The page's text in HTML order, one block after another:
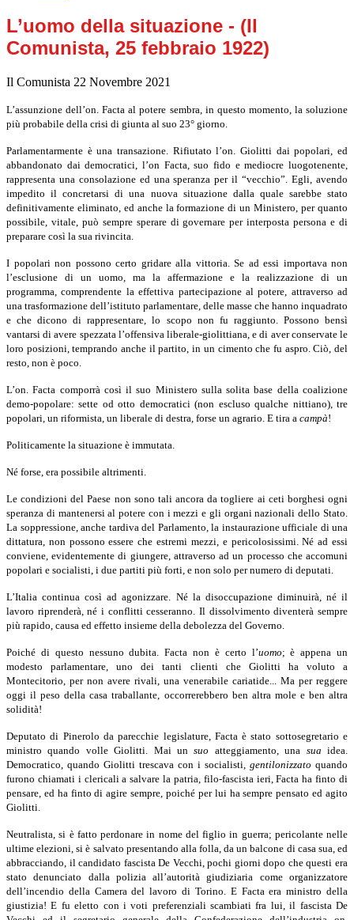
L’uomo della situazione - (Il
Comunista, 25 febbraio 1922)
Il Comunista 22 Novembre 2021
L’assunzione dell’on. Facta al potere sembra, in questo momento, la soluzione
più probabile della crisi di giunta al suo 23° giorno.
Parlamentarmente è una transazione. Rifiutato l’on. Giolitti dai popolari, ed
abbandonato dai democratici, l’on Facta, suo fido e mediocre luogotenente,
rappresenta una consolazione ed una speranza per il “vecchio”. Egli, avendo
impedito il concretarsi di una nuova situazione dalla quale sarebbe stato
definitivamente eliminato, ed anche la formazione di un Ministero, per quanto
possibile, vitale, può sempre sperare di governare per interposta persona e di
preparare così la sua rivincita.
I popolari non possono certo gridare alla vittoria. Se ad essi importava non
l’esclusione di un uomo, ma la affermazione e la realizzazione di un
programma, comprendente la effettiva partecipazione al potere, attraverso ad
una trasformazione dell’istituto parlamentare, delle masse che hanno inquadrato
e che dicono di rappresentare, lo scopo non fu raggiunto. Possono bensì
vantarsi di avere spezzata l’offensiva liberale-giolittiana, e di aver conservate le
loro posizioni, temprando anche il partito, in un cimento che fu aspro. Ciò, del
resto, non è poco.
L’on. Facta comporrà così il suo Ministero sulla solita base della coalizione
demo-popolare: sette od otto democratici (non escluso qualche nittiano), tre
popolari, un riformista, un liberale di destra, forse un agrario. E tira a campà!
Politicamente la situazione è immutata.
Né forse, era possibile altrimenti.
Le condizioni del Paese non sono tali ancora da togliere ai ceti borghesi ogni
speranza di mantenersi al potere con i mezzi e gli organi nazionali dello Stato.
La soppressione, anche tardiva del Parlamento, la instaurazione ufficiale di una
dittatura, non possono essere che estremi mezzi, e pericolosissimi. Né ad essi
conviene, evidentemente di giungere, attraverso ad un processo che accomuni
popolari e socialisti, i due partiti più forti, e non solo per numero di deputati.
L’Italia continua così ad agonizzare. Né la disoccupazione diminuirà, né il
lavoro riprenderà, né i conflitti cesseranno. Il dissolvimento diventerà sempre
più rapido, causa ed effetto insieme della debolezza del Governo.
Poiché di questo nessuno dubita. Facta non è certo l’uomo; è appena un
modesto parlamentare, uno dei tanti clienti che Giolitti ha voluto a
Montecitorio, per non avere rivali, una venerabile cariatide... Ma per reggere
oggi il peso della casa traballante, occorrerebbero ben altra mole e ben altra
solidità!
Deputato di Pinerolo da parecchie legislature, Facta è stato sottosegretario e
ministro quando volle Giolitti. Mai unsuo atteggiamento, una sua idea.
Democratico, quando Giolitti trescava con i socialisti, gentilonizzato quando
furono chiamati i clericali a salvare la patria, filo-fascista ieri, Facta ha finto di
pensare, ed ha finto di agire sempre, poiché per lui ha sempre pensato ed agito
Giolitti.
Neutralista, si è fatto perdonare in nome del figlio in guerra; pericolante nelle
ultime elezioni, si è salvato presentando alla folla, da un balcone di casa sua, ed
abbracciando, il candidato fascista De Vecchi, pochi giorni dopo che questi era
stato denunciato dalla polizia all’autorità giudiziaria come organizzatore
dell’incendio della Camera del lavoro di Torino. E Facta era ministro della
giustizia! E fu eletto con i voti preferenziali scambiati fra lui, il fascista De